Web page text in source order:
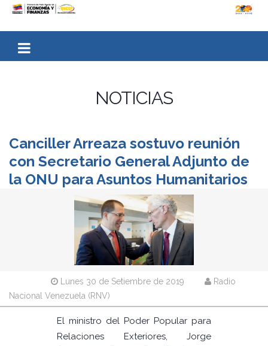
NOTICIAS
Canciller Arreaza sostuvo reunión
con Secretario General Adjunto de
la ONU para Asuntos Humanitarios
Lunes 30 de Setiembre de 2019
Radio
Nacional Venezuela (RNV)
El ministro del Poder Popular para
Relaciones Exteriores, Jorge